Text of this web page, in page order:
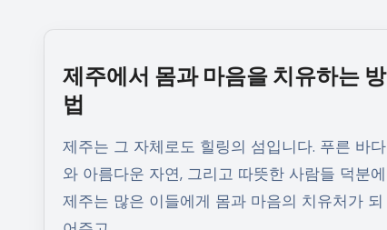
제주에서 몸과 마음을 치유하는 방
법
제주는 그 자체로도 힐링의 섬입니다. 푸른 바다
와 아름다운 자연, 그리고 따뜻한 사람들 덕분에
제주는 많은 이들에게 몸과 마음의 치유처가 되